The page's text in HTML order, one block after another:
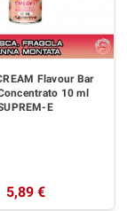
Flavour Bar
10 ml
E
5,89 €